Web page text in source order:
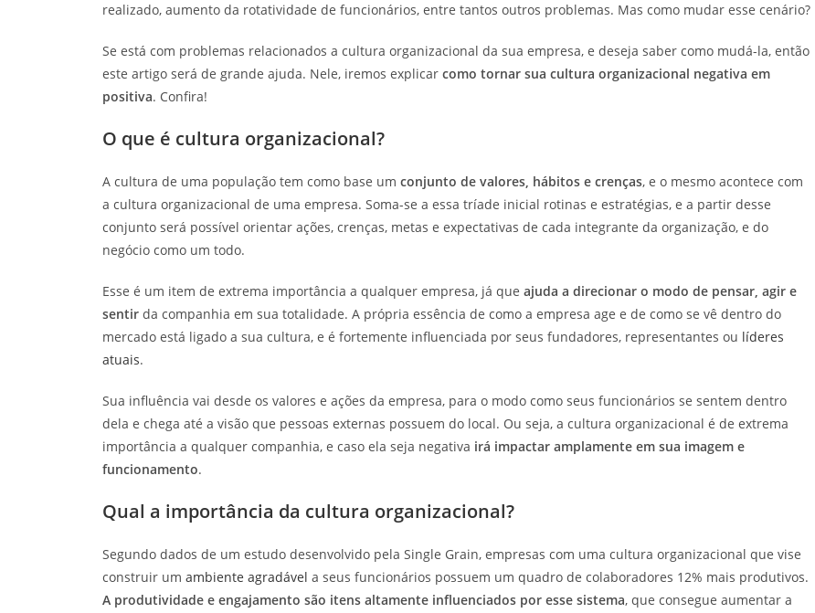
realizado, aumento da rotatividade de funcionários, entre tantos outros problemas. Mas como mudar esse cenário?
Se está com problemas relacionados a cultura organizacional da sua empresa, e deseja saber como mudá-la, então
este artigo será de grande ajuda. Nele, iremos explicar como tornar sua cultura organizacional negativa em
positiva. Confira!
O que é cultura organizacional?
A cultura de uma população tem como base um conjunto de valores, hábitos e crenças, e o mesmo acontece com
a cultura organizacional de uma empresa. Soma-se a essa tríade inicial rotinas e estratégias, e a partir desse
conjunto será possível orientar ações, crenças, metas e expectativas de cada integrante da organização, e do
negócio como um todo.
Esse é um item de extrema importância a qualquer empresa, já que ajuda a direcionar o modo de pensar, agir e
sentir da companhia em sua totalidade. A própria essência de como a empresa age e de como se vê dentro do
mercado está ligado a sua cultura, e é fortemente influenciada por seus fundadores, representantes ou líderes
atuais.
Sua influência vai desde os valores e ações da empresa, para o modo como seus funcionários se sentem dentro
dela e chega até a visão que pessoas externas possuem do local. Ou seja, a cultura organizacional é de extrema
importância a qualquer companhia, e caso ela seja negativa irá impactar amplamente em sua imagem e
funcionamento.
Qual a importância da cultura organizacional?
Segundo dados de um estudo desenvolvido pela Single Grain, empresas com uma cultura organizacional que vise
construir um ambiente agradável a seus funcionários possuem um quadro de colaboradores 12% mais produtivos.
A produtividade e engajamento são itens altamente influenciados por esse sistema, que consegue aumentar a